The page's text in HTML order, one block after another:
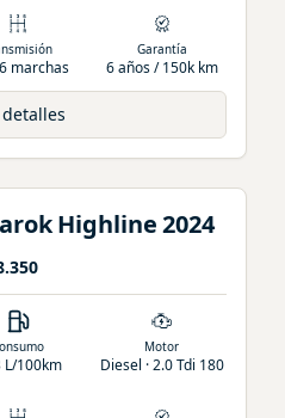
marchas
Garantía
6 años / 150k km
Highline2024
L/100km
Motor
Diesel · 2.0 Tdi 180